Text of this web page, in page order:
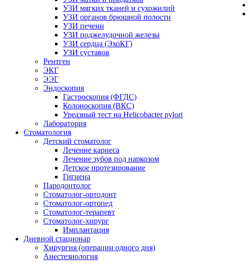
УЗИ мягких тканей и сухожилий
УЗИ органов брюшной полости
УЗИ печени
УЗИ поджелудочной железы
УЗИ сердца (ЭхоКГ)
УЗИ суставов
Рентген
ЭКГ
ЭЭГ
Эндоскопия
Гастроскопия (ФГДС)
Колоноскопия (ВКС)
Уреазный тест на Helicobacter pylori
Лаборатория
Стоматология
Детский стоматолог
Лечение кариеса
Лечение зубов под наркозом
Детское протезирование
Гигиена
Пародонтолог
Стоматолог-ортодонт
Стоматолог-ортопед
Стоматолог-терапевт
Стоматолог-хирург
Имплантация
Дневной стационар
Хирургия (операции одного дня)
Анестезиология